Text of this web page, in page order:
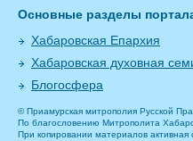
Основные разделы
Хабаровская Епархия
Хабаровская духовная
Блогосфера
© Приамурская митрополия Русской
По благословению Митрополита
При копировании материалов активная